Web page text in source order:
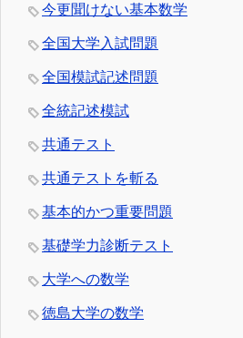
今更聞けない基本数学
全国大学入試問題
全国模試記述問題
全統記述模試
共通テスト
共通テストを斬る
基本的かつ重要問題
基礎学力診断テスト
大学への数学
徳島大学の数学